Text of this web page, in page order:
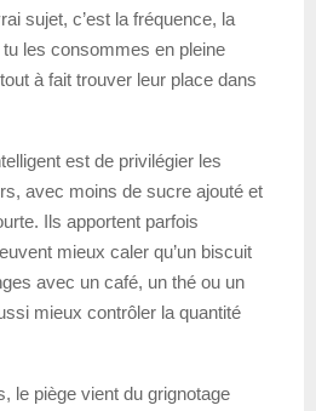
sujet, c’est la fréquence, la
les consommes en pleine
à fait trouver leur place dans
est de privilégier les
avec moins de sucre ajouté et
Ils apportent parfois
mieux caler qu’un biscuit
avec un café, un thé ou un
mieux contrôler la quantité
le piège vient du grignotage